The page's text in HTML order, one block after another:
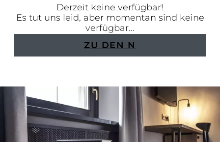
Derzeit keine verfügbar!
Es tut uns leid, aber momentan sind keine
verfügbar...
ZU DEN N